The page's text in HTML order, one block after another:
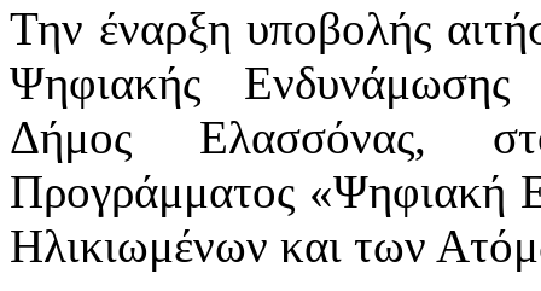
Την έναρξη υποβολής
Ψηφιακής
Δήμος Ελασσόνας,
Προγράμματος «Ψηφιακή
Ηλικιωμένων και των